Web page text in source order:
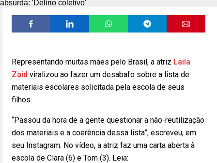
Representando muitas mães pelo Brasil, a atriz Laila
Zaid viralizou ao fazer um desabafo sobre a lista de
materiais escolares solicitada pela escola de seus
filhos.
“Passou da hora de a gente questionar a não-reutilização
dos materiais e a coerência dessa lista”, escreveu, em
seu Instagram. No vídeo, a atriz faz uma carta aberta à
escola de Clara (6) e Tom (3). Leia: